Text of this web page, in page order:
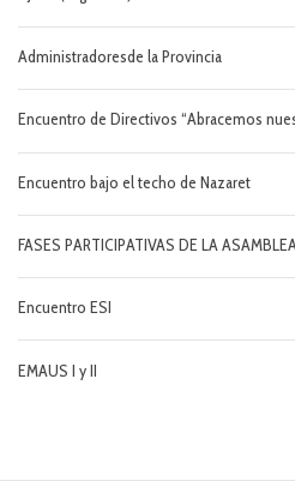
Administradoresde la Provincia
Encuentro de Directivos “Abracemos
Encuentro bajo el techo de Nazaret
FASES PARTICIPATIVAS DE LA
Encuentro ESI
EMAUS I y II